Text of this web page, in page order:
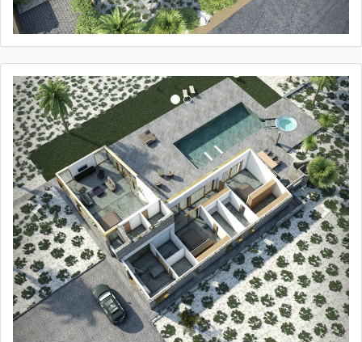
anterior